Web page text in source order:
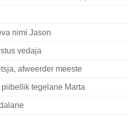
nimi Jason
vedaja
afweerder meeste
piibellik tegelane Marta